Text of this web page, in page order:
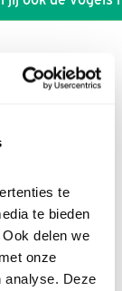
te
te bieden
delen we
onze
analyse. Deze